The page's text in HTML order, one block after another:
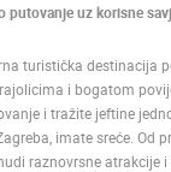
putovanje uz korisne
turistička destinacija
i bogatom
i tražite jeftine
imate sreće. Od
raznovrsne atrakcije